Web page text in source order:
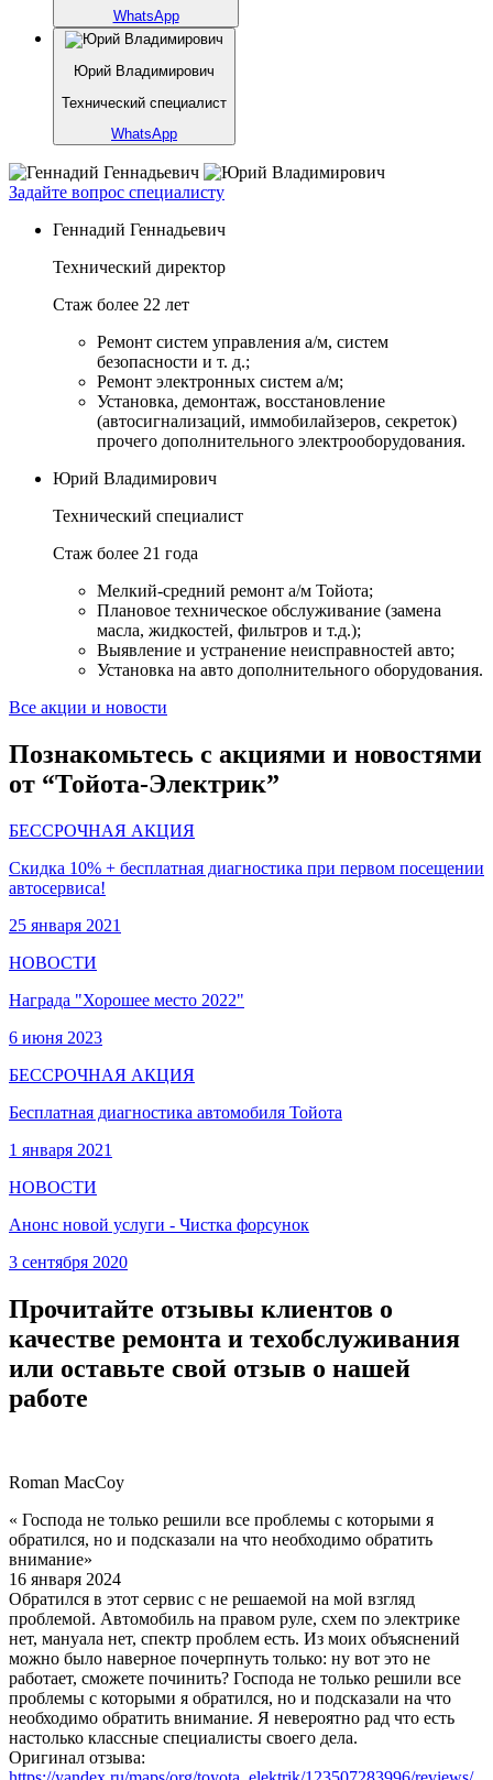
WhatsApp
Юрий Владимирович
Технический специалист
WhatsApp
Задайте вопрос специалисту
Геннадий Геннадьевич
Технический директор
Стаж более 22 лет
Ремонт систем управления а/м, систем
безопасности и т. д.;
Ремонт электронных систем а/м;
Установка, демонтаж, восстановление
(автосигнализаций, иммобилайзеров, секреток)
прочего дополнительного электрооборудования.
Юрий Владимирович
Технический специалист
Стаж более 21 года
Мелкий-средний ремонт а/м Тойота;
Плановое техническое обслуживание (замена
масла, жидкостей, фильтров и т.д.);
Выявление и устранение неисправностей авто;
Установка на авто дополнительного оборудования.
Все акции и новости
Познакомьтесь с акциями и новостями
от “Тойота-Электрик”
БЕССРОЧНАЯ АКЦИЯ
Скидка 10% + бесплатная диагностика при первом посещении
автосервиса!
25 января 2021
НОВОСТИ
Награда "Хорошее место 2022"
6 июня 2023
БЕССРОЧНАЯ АКЦИЯ
Бесплатная диагностика автомобиля Тойота
1 января 2021
НОВОСТИ
Анонс новой услуги - Чистка форсунок
3 сентября 2020
Прочитайте отзывы клиентов о
качестве ремонта и техобслуживания
или оставьте свой отзыв о нашей
работе
Roman MacCoy
« Господа не только решили все проблемы с которыми я
обратился, но и подсказали на что необходимо обратить
внимание»
16 января 2024
Обратился в этот сервис с не решаемой на мой взгляд
проблемой. Автомобиль на правом руле, схем по электрике
нет, мануала нет, спектр проблем есть. Из моих объяснений
можно было наверное почерпнуть только: ну вот это не
работает, сможете починить? Господа не только решили все
проблемы с которыми я обратился, но и подсказали на что
необходимо обратить внимание. Я невероятно рад что есть
настолько классные специалисты своего дела.
Оригинал отзыва: